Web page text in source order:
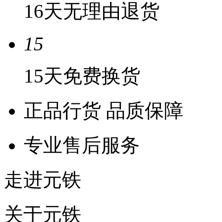
16天无理由退货
15
15天免费换货
正品行货 品质保障
专业售后服务
走进元铁
关于元铁